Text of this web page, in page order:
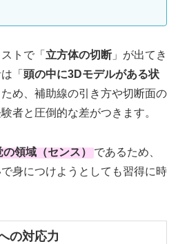
トで「 立方体の切断 」が出てき
「 頭の中に3Dモデルがある状
め、補助線の引き方や切断面の
者と圧倒的な差がつきます。
の領域（センス）
であるため、
身につけようとしても習得に時
の対応力